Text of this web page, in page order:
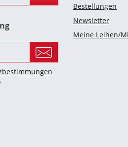
Bestellungen
Newsletter
Meine Leihen/